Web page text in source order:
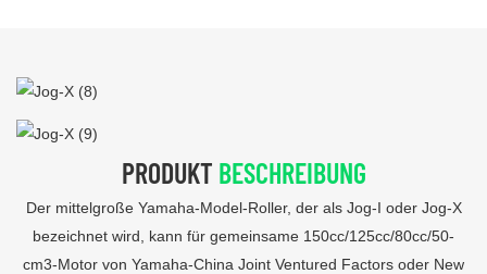
PRODUKT BESCHREIBUNG
Der mittelgroße Yamaha-Model-Roller, der als Jog-I oder Jog-X
bezeichnet wird, kann für gemeinsame 150cc/125cc/80cc/50-
cm3-Motor von Yamaha-China Joint Ventured Factors oder New